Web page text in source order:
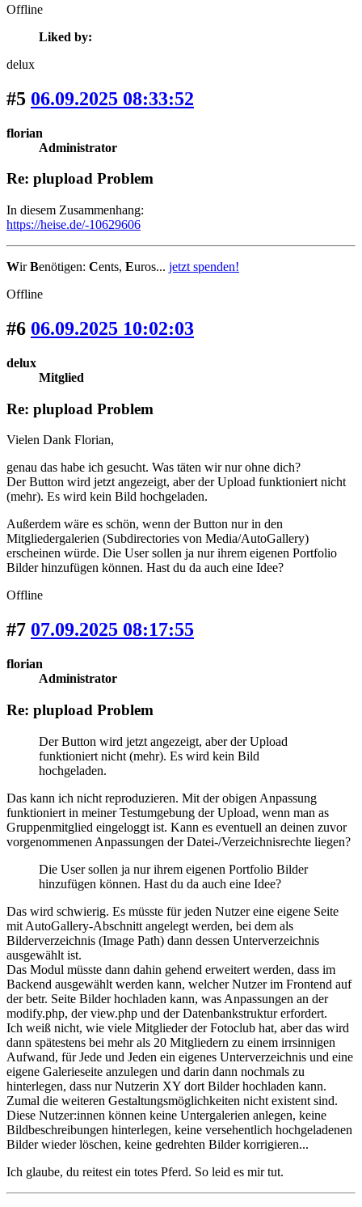
Offline
Liked by:
delux
#5 06.09.2025 08:33:52
florian
Administrator
Re: plupload Problem
In diesem Zusammenhang:
https://heise.de/-10629606
WirBenötigen: Cents, Euros... jetzt spenden!
Offline
#6 06.09.2025 10:02:03
delux
Mitglied
Re: plupload Problem
Vielen Dank Florian,
genau das habe ich gesucht. Was täten wir nur ohne dich?
Der Button wird jetzt angezeigt, aber der Upload funktioniert nicht
(mehr). Es wird kein Bild hochgeladen.
Außerdem wäre es schön, wenn der Button nur in den
Mitgliedergalerien (Subdirectories von Media/AutoGallery)
erscheinen würde. Die User sollen ja nur ihrem eigenen Portfolio
Bilder hinzufügen können. Hast du da auch eine Idee?
Offline
#7 07.09.2025 08:17:55
florian
Administrator
Re: plupload Problem
Der Button wird jetzt angezeigt, aber der Upload
funktioniert nicht (mehr). Es wird kein Bild
hochgeladen.
Das kann ich nicht reproduzieren. Mit der obigen Anpassung
funktioniert in meiner Testumgebung der Upload, wenn man as
Gruppenmitglied eingeloggt ist. Kann es eventuell an deinen zuvor
vorgenommenen Anpassungen der Datei-/Verzeichnisrechte liegen?
Die User sollen ja nur ihrem eigenen Portfolio Bilder
hinzufügen können. Hast du da auch eine Idee?
Das wird schwierig. Es müsste für jeden Nutzer eine eigene Seite
mit AutoGallery-Abschnitt angelegt werden, bei dem als
Bilderverzeichnis (Image Path) dann dessen Unterverzeichnis
ausgewählt ist.
Das Modul müsste dann dahin gehend erweitert werden, dass im
Backend ausgewählt werden kann, welcher Nutzer im Frontend auf
der betr. Seite Bilder hochladen kann, was Anpassungen an der
modify.php, der view.php und der Datenbankstruktur erfordert.
Ich weiß nicht, wie viele Mitglieder der Fotoclub hat, aber das wird
dann spätestens bei mehr als 20 Mitgliedern zu einem irrsinnigen
Aufwand, für Jede und Jeden ein eigenes Unterverzeichnis und eine
eigene Galerieseite anzulegen und darin dann nochmals zu
hinterlegen, dass nur Nutzerin XY dort Bilder hochladen kann.
Zumal die weiteren Gestaltungsmöglichkeiten nicht existent sind.
Diese Nutzer:innen können keine Untergalerien anlegen, keine
Bildbeschreibungen hinterlegen, keine versehentlich hochgeladenen
Bilder wieder löschen, keine gedrehten Bilder korrigieren...
Ich glaube, du reitest ein totes Pferd. So leid es mir tut.